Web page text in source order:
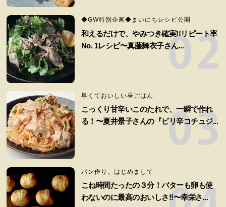
◆GW特別企画◆まいにちレシピ公開
和えるだけで、やみつき確実!!リピート率
No. 1レシピ〜真藤舞衣子さん...
早くておいしい昼ごはん
こっくり甘辛いこのたれで、一瞬で作れ
る！〜夏井景子さんの『ピリ辛コチュジ...
パン作り。はじめまして
こね時間たったの３分！バターも卵も使
わないのに最高のおいしさ!!〜幸栄さ...